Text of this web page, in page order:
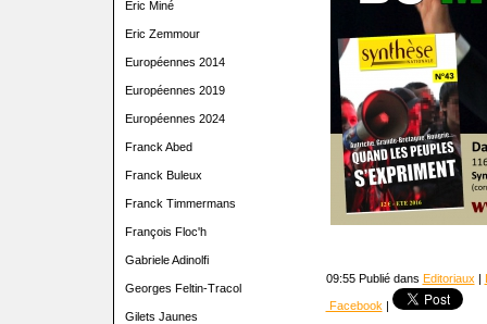
Eric Miné
Eric Zemmour
Européennes 2014
Européennes 2019
Européennes 2024
Franck Abed
Franck Buleux
Franck Timmermans
François Floc'h
Gabriele Adinolfi
Georges Feltin-Tracol
Gilets Jaunes
09:55 Publié dans Editoriaux |
Facebook |